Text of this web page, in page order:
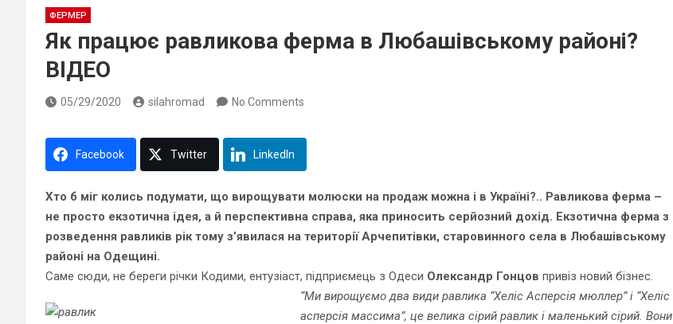
ФЕРМЕР
Як працює равликова ферма в Любашівському районі?
ВІДЕО
05/29/2020 silahromad No Comments
Facebook Twitter LinkedIn
Хто б міг колись подумати, що вирощувати молюски на продаж можна і в Україні?.. Равликова ферма –
не просто екзотична ідея, а й перспективна справа, яка приносить серйозний дохід. Екзотична ферма з
розведення равликів рік тому з’явилася на території Арчепитівки, старовинного села в Любашівському
районі на Одещині.
Саме сюди, не береги річки Кодими, ентузіаст, підприємець з Одеси Олександр Гонцов привіз новий бізнес.
“Ми вирощуємо два види равлика “Хеліс Асперсія мюллер” і “Хеліс
асперсія массима”, це велика сірий равлик і маленький сірий. Вони